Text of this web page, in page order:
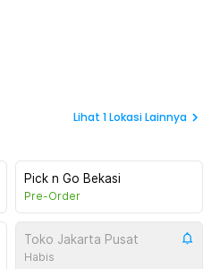
Lihat 1Lokasi Lainnya
Pick n Go Bekasi
Pre-Order
Toko Jakarta Pusat
Habis